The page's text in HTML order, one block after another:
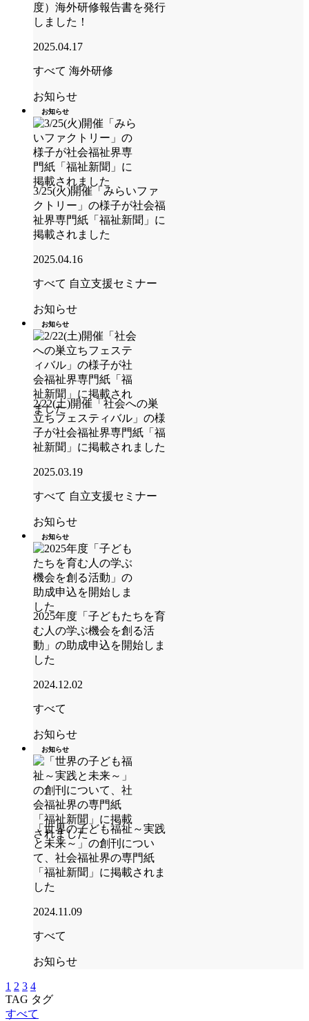
度）海外研修報告書を発行
しました！
2025.04.17
すべて 海外研修
お知らせ
お知らせ
3/25(火)開催「みらいファ
クトリー」の様子が社会福
祉界専門紙「福祉新聞」に
掲載されました
2025.04.16
すべて 自立支援セミナー
お知らせ
お知らせ
2/22(土)開催「社会への巣
立ちフェスティバル」の様
子が社会福祉界専門紙「福
祉新聞」に掲載されました
2025.03.19
すべて 自立支援セミナー
お知らせ
お知らせ
2025年度「子どもたちを育
む人の学ぶ機会を創る活
動」の助成申込を開始しま
した
2024.12.02
すべて
お知らせ
お知らせ
「世界の子ども福祉～実践
と未来～」の創刊につい
て、社会福祉界の専門紙
「福祉新聞」に掲載されま
した
2024.11.09
すべて
お知らせ
1 2 3 4
TAG タグ
すべて